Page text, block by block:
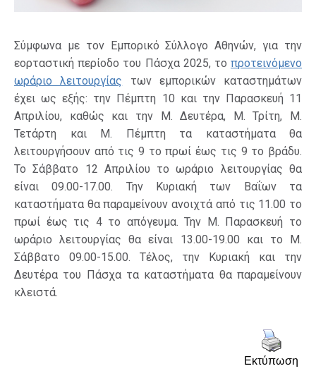
Σύμφωνα με τον Εμπορικό Σύλλογο Αθηνών, για την
εορταστική περίοδο του Πάσχα 2025, το προτεινόμενο
ωράριο λειτουργίας των εμπορικών καταστημάτων
έχει ως εξής: την Πέμπτη 10 και την Παρασκευή 11
Απριλίου, καθώς και την Μ. Δευτέρα, Μ. Τρίτη, Μ.
Τετάρτη και Μ. Πέμπτη τα καταστήματα θα
λειτουργήσουν από τις 9 το πρωί έως τις 9 το βράδυ.
Το Σάββατο 12 Απριλίου το ωράριο λειτουργίας θα
είναι 09.00-17.00. Την Κυριακή των Βαΐων τα
καταστήματα θα παραμείνουν ανοιχτά από τις 11.00 το
πρωί έως τις 4 το απόγευμα. Την Μ. Παρασκευή το
ωράριο λειτουργίας θα είναι 13.00-19.00 και το Μ.
Σάββατο 09.00-15.00. Τέλος, την Κυριακή και την
Δευτέρα του Πάσχα τα καταστήματα θα παραμείνουν
κλειστά.
Εκτύπωση